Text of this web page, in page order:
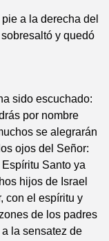
a la derecha del
y quedó
sido escuchado:
por nombre
se alegrarán
ojos del Señor:
Santo ya
hijos de Israel
con el espíritu y
de los padres
la sensatez de